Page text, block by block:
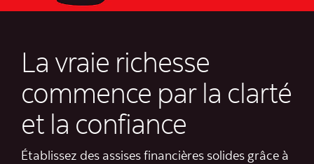
La vraie richesse
commence par la clarté
et la confiance
Établissez des assises financières solides grâce à